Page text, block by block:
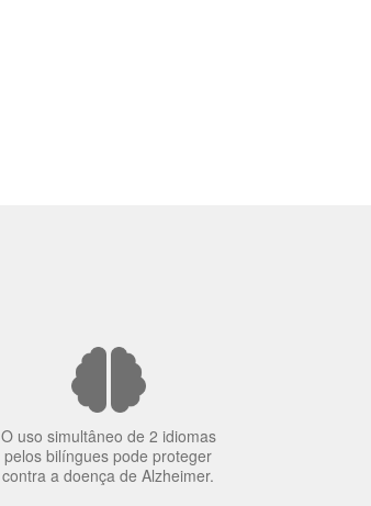
O uso simultâneo de 2 idiomas
pelos bilíngues pode proteger
contra a doença de Alzheimer.